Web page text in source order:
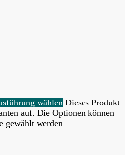
wählen Dieses Produkt
auf. Die Optionen können
gewählt werden